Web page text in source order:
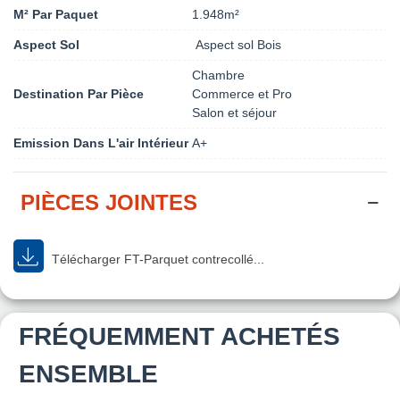
M² Par Paquet 1.948m²
Aspect Sol Aspect sol Bois
Destination Par Pièce
Chambre
Commerce et Pro
Salon et séjour
Emission Dans L'air Intérieur A+
PIÈCES JOINTES
Télécharger FT-Parquet contrecollé...
FRÉQUEMMENT ACHETÉS
ENSEMBLE